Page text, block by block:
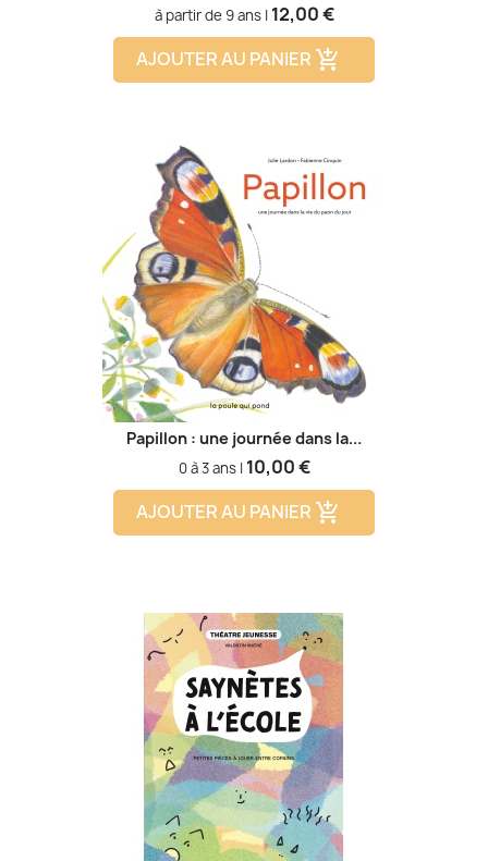
à partir de 9 ans | Prix
12,00 €
AJOUTER AU PANIER add_shopping_cart
Papillon : une journée dans la...
0 à 3 ans | Prix
10,00 €
AJOUTER AU PANIER add_shopping_cart